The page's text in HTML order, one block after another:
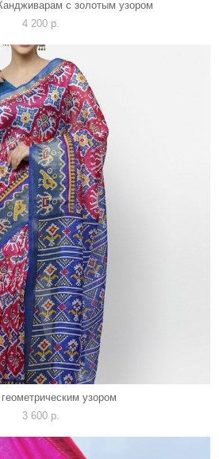
с золотым узором
4 200 p.
узором
3 600 p.